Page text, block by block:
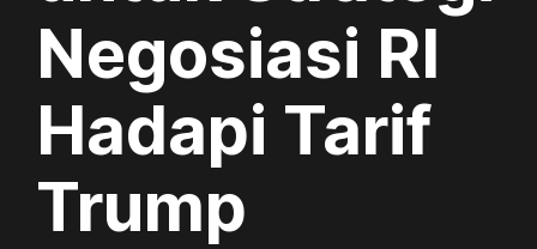
Negosiasi RI
Hadapi Tarif
Trump